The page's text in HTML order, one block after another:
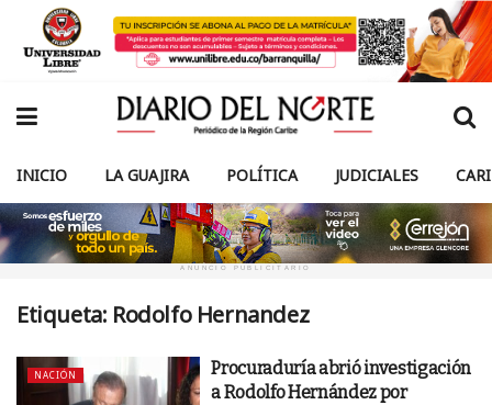
INICIO LA GUAJIRA POLÍTICA JUDICIALES
ANUNCIO PUBLICITARIO
Etiqueta: Rodolfo Hernandez
NACIÓN
Procuraduría abrió investigación
a Rodolfo Hernández por